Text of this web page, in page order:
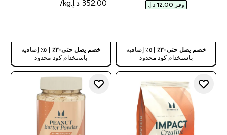
وفر ‏12.00 د.إ.‏‎
خصم يصل حتى٣٠٪
| ٥٪ إضافية
باستخدام كود محدود
خصم يصل حتى٣٠٪
| ٥٪ إضافية
باستخدام كود محدود